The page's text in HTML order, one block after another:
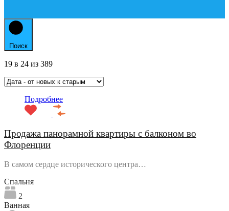
Поиск
19 в 24 из 389
Подробнее
Продажа панорамной квартиры с балконом во
Флоренции
В самом сердце исторического центра…
Спальня
2
Ванная